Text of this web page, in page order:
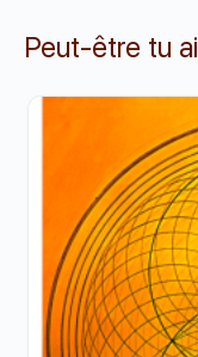
Peut-être tu